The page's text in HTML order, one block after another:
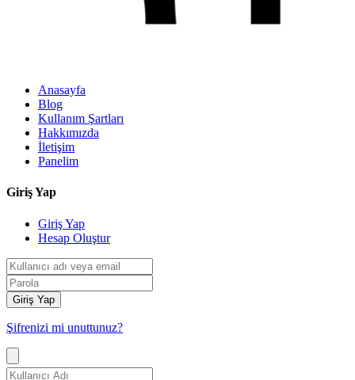
Anasayfa
Blog
Kullanım Şartları
Hakkımızda
İletişim
Panelim
Giriş Yap
Giriş Yap
Hesap Oluştur
Giriş Yap
Şifrenizi mi unuttunuz?